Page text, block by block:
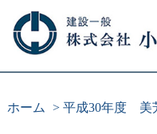
ホーム > 平成30年度 美